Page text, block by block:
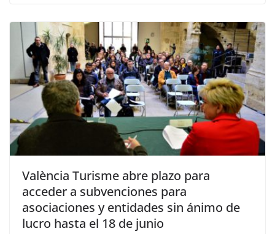
València Turisme abre plazo para
acceder a subvenciones para
asociaciones y entidades sin ánimo de
lucro hasta el 18 de junio